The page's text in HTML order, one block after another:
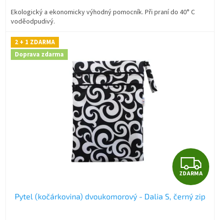
Ekologický a ekonomicky výhodný pomocník. Při praní do 40° C
voděodpudivý.
2 + 1 ZDARMA
Doprava zdarma
Z
D
A
ZDARMA
Pytel (kočárkovina) dvoukomorový - Dalia S, černý zip